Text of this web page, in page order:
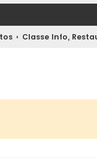
Classe Info,